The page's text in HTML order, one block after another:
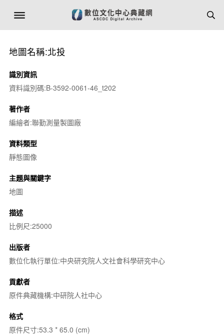
地圖名稱:北投
識別資訊
資料識別碼:B-3592-0061-46_t202
著作者
編繪者:聯勤測量製圖廠
資料類型
靜態圖像
主題與關鍵字
地圖
描述
比例尺:25000
出版者
數位化執行單位:中央研究院人文社會科學研究中心
貢獻者
原件典藏機構:中研院人社中心
格式
原件尺寸:53.3 * 65.0 (cm)